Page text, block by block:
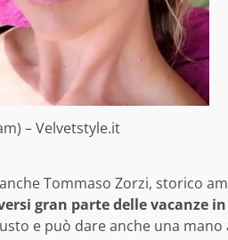
– Velvetstyle.it
Tommaso Zorzi, storico
gran parte delle vacanze in
e può dare anche una mano